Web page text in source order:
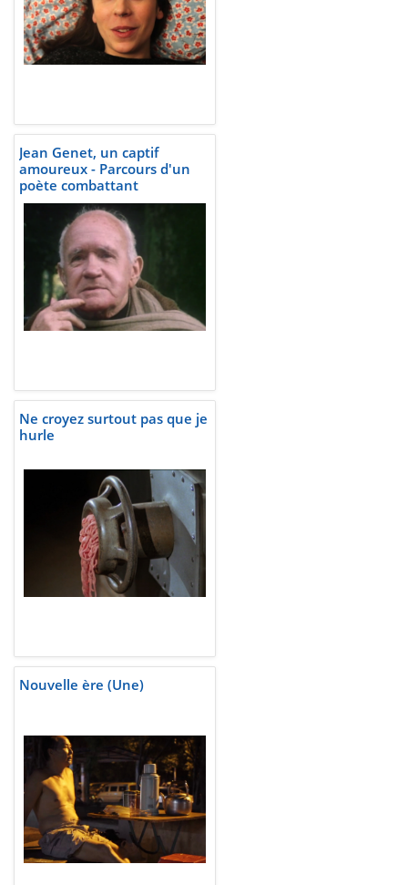
Jean Genet, un captif
amoureux - Parcours d'un
poète combattant
Ne croyez surtout pas que je
hurle
Nouvelle ère (Une)